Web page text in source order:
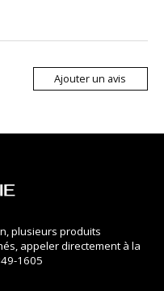
Ajouter un avis
plusieurs produits
appeler directement à la
1605